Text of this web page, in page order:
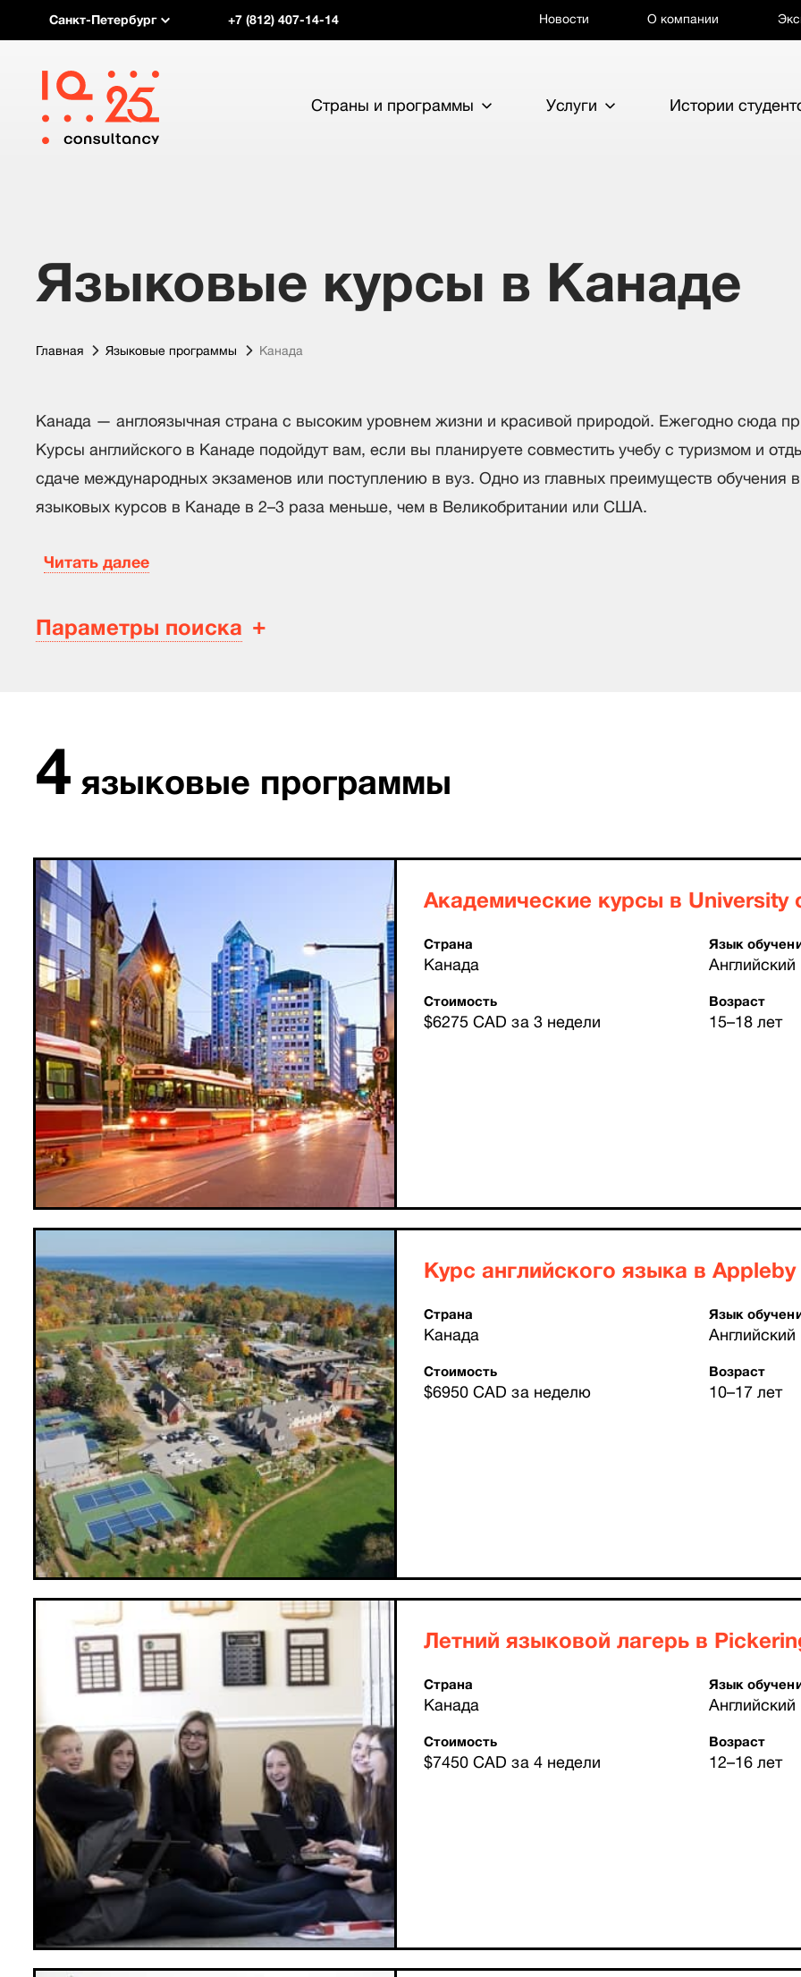
Санкт-Петербург +7 (812) 407-14-14 Новости О компании
Страны и программы Услуги Истории
Языковые курсы в Канаде
Главная Языковые программы Канада
Канада — англоязычная страна с высоким уровнем жизни и красивой природой. Ежегодно сюда
Курсы английского в Канаде подойдут вам, если вы планируете совместить учебу с туризмом и
сдаче международных экзаменов или поступлению в вуз. Одно из главных преимуществ обучения
языковых курсов в Канаде в 2–3 раза меньше, чем в Великобритании или США.
Читать далее
Параметры поиска
4 языковые программы
Академические курсы в University
Страна
Канада
Язык
Английский
Стоимость
$6275 CAD за 3 недели
Возраст
15–18 лет
Курс английского языка в
Страна
Канада
Язык
Английский
Стоимость
$6950 CAD за неделю
Возраст
10–17 лет
Летний языковой лагерь в
Страна
Канада
Язык
Английский
Стоимость
$7450 CAD за 4 недели
Возраст
12–16 лет